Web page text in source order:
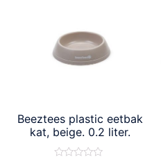
Beeztees plastic eetbak
kat, beige. 0.2 liter.